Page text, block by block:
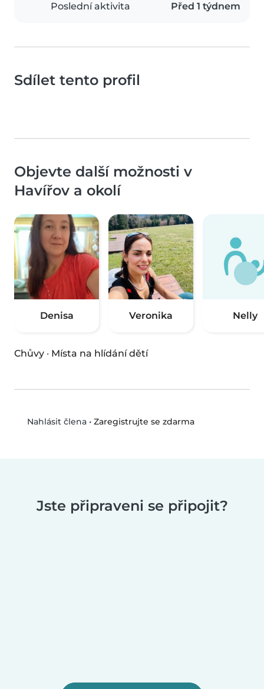
Poslední aktivita Před 1 týdnem
Sdílet tento profil
Objevte další možnosti v
Havířov a okolí
Denisa Veronika Nelly
Chůvy · Místa na hlídání dětí
Nahlásit člena• Zaregistrujte se zdarma
Jste připraveni se připojit?